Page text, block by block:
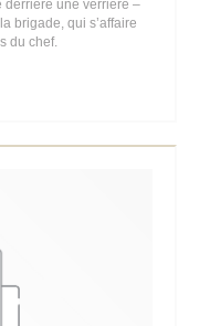
derrière une verrière –
brigade, qui s’affaire
du chef.